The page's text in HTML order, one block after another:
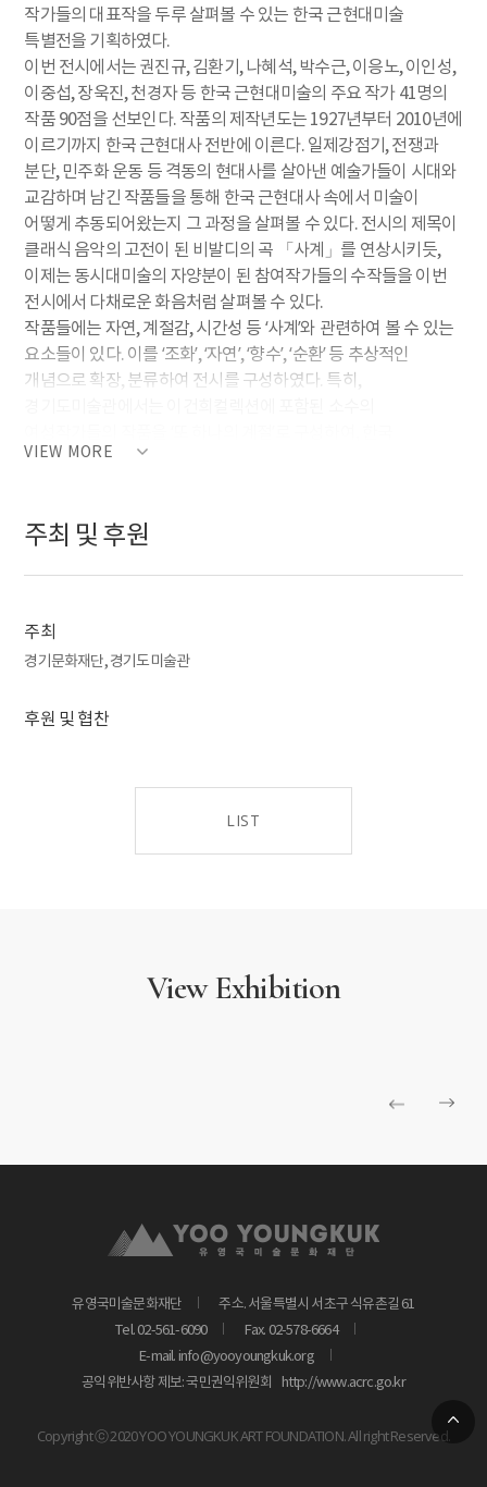
작가들의 대표작을 두루 살펴볼 수 있는 한국 근현대미술
특별전을 기획하였다.
이번 전시에서는 권진규, 김환기, 나혜석, 박수근, 이응노, 이인성,
이중섭, 장욱진, 천경자 등 한국 근현대미술의 주요 작가 41명의
작품 90점을 선보인다. 작품의 제작년도는 1927년부터 2010년에
이르기까지 한국 근현대사 전반에 이른다. 일제강점기, 전쟁과
분단, 민주화 운동 등 격동의 현대사를 살아낸 예술가들이 시대와
교감하며 남긴 작품들을 통해 한국 근현대사 속에서 미술이
어떻게 추동되어왔는지 그 과정을 살펴볼 수 있다. 전시의 제목이
클래식 음악의 고전이 된 비발디의 곡 「사계」를 연상시키듯,
이제는 동시대미술의 자양분이 된 참여작가들의 수작들을 이번
전시에서 다채로운 화음처럼 살펴볼 수 있다.
작품들에는 자연, 계절감, 시간성 등 ‘사계’와 관련하여 볼 수 있는
요소들이 있다. 이를 ‘조화’, ‘자연’, ‘향수’, ‘순환’ 등 추상적인
개념으로 확장, 분류하여 전시를 구성하였다. 특히,
근현대미술사에서 각자의 예술 세계를 이룩해 낸 여성 작가들의
작품들이 불러일으키는 사유를 거울삼아 지금의 삶, 예술의
VIEW MORE
주최 및 후원
주최
경기문화재단, 경기도미술관
후원 및 협찬
LIST
View Exhibition
유영국미술문화재단
주소. 서울특별시 서초구 식유촌길 61
Tel. 02-561-6090
Fax. 02-578-6664
E-mail. info@yooyoungkuk.org
공익위반사항 제보: 국민권익위원회
http://www.acrc.go.kr
Copyright ⓒ 2020 YOO YOUNGKUK ART FOUNDATION. All right Reserved.